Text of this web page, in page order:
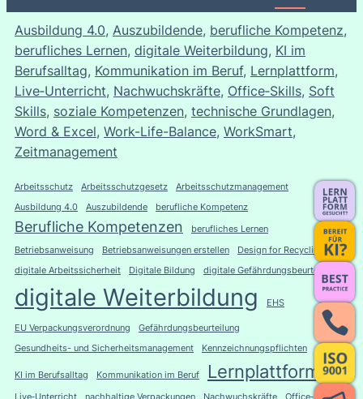
Ausbildung 4.0, Auszubildende, berufliche Kompetenz
berufliches Lernen, digitale Weiterbildung, KI im
Berufsalltag, Kommunikation im Beruf, Lernplattform
Live‑Unterricht, Nachwuchskräfte, Office‑Skills, Soft
Skills, soziale Kompetenzen, technische Grundlagen
Word & Excel, Work-Life-Balance, WorkSmart
Zeitmanagement
Arbeitsschutz Arbeitsschutzgesetz
Arbeitsschutzmanagement
Ausbildung 4.0
Auszubildende berufliche Kompetenz
Berufliche Kompetenzen
berufliches Lernen
Betriebsanweisung
Betriebsanweisungen erstellen
Design for Recycling
digitale Arbeitssicherheit
Digitale Bildung digitale Gefährdungsbeurteilung
digitale Weiterbildung EHS
EU Verpackungsverordnung
Gefährdungsbeurteilung
Gesundheits- und Sicherheitsmanagement
Kennzeichnungspflichten
KI im Berufsalltag Kommunikation im Beruf Lernplattform